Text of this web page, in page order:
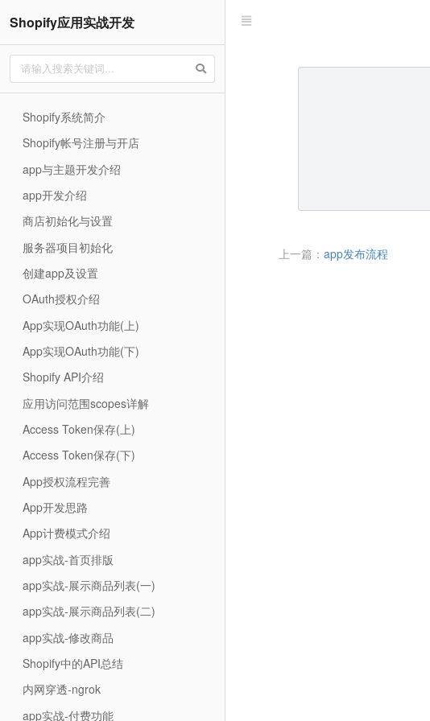
Shopify应用实战开发
Shopify系统简介
Shopify帐号注册与开店
app与主题开发介绍
app开发介绍
商店初始化与设置
服务器项目初始化
创建app及设置
OAuth授权介绍
App实现OAuth功能(上)
App实现OAuth功能(下)
Shopify API介绍
应用访问范围scopes详解
Access Token保存(上)
Access Token保存(下)
App授权流程完善
App开发思路
App计费模式介绍
app实战-首页排版
app实战-展示商品列表(一)
app实战-展示商品列表(二)
app实战-修改商品
Shopify中的API总结
内网穿透-ngrok
app实战-付费功能
上一篇： app发布流程